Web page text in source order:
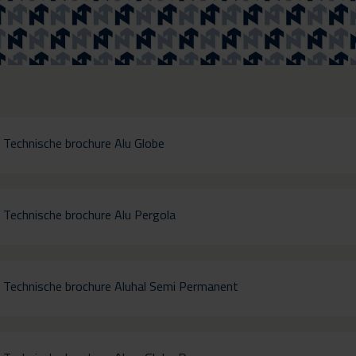
Technische brochure Alu Globe
Technische brochure Alu Pergola
Technische brochure Aluhal Semi Permanent